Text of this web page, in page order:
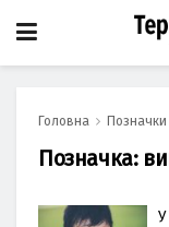
Головна Позначки
Позначка:
У